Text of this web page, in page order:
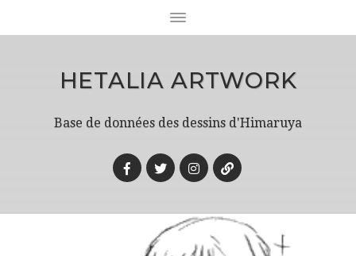
HETALIA ARTWORK
Base de données des dessins d'Himaruya